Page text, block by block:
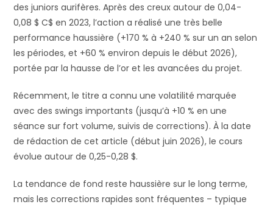
des juniors aurifères. Après des creux autour de 0,04-
0,08 $ C$ en 2023, l’action a réalisé une très belle
performance haussière (+170 % à +240 % sur un an selon
les périodes, et +60 % environ depuis le début 2026),
portée par la hausse de l’or et les avancées du projet.
Récemment, le titre a connu une volatilité marquée
avec des swings importants (jusqu’à +10 % en une
séance sur fort volume, suivis de corrections). À la date
de rédaction de cet article (début juin 2026), le cours
évolue autour de 0,25-0,28 $.
La tendance de fond reste haussière sur le long terme,
mais les corrections rapides sont fréquentes – typique